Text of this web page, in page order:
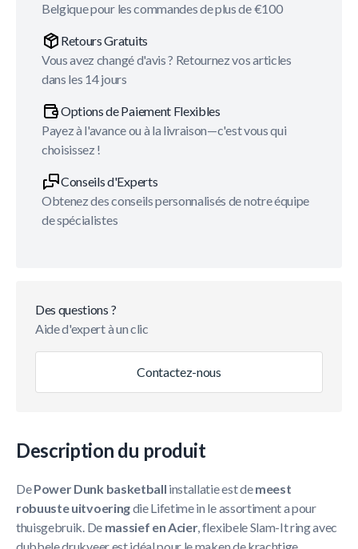
Belgique pour les commandes de plus de €100
Retours Gratuits
Vous avez changé d'avis ? Retournez vos articles
dans les 14 jours
Options de Paiement Flexibles
Payez à l'avance ou à la livraison—c'est vous qui
choisissez !
Conseils d'Experts
Obtenez des conseils personnalisés de notre équipe
de spécialistes
Des questions ?
Aide d'expert à un clic
Contactez-nous
Description du produit
DePower Dunk basketball installatie est demeest
robuuste uitvoeringdie Lifetime in le assortiment a pour
thuisgebruik. De massief en Acier, flexibele Slam-It ring avec